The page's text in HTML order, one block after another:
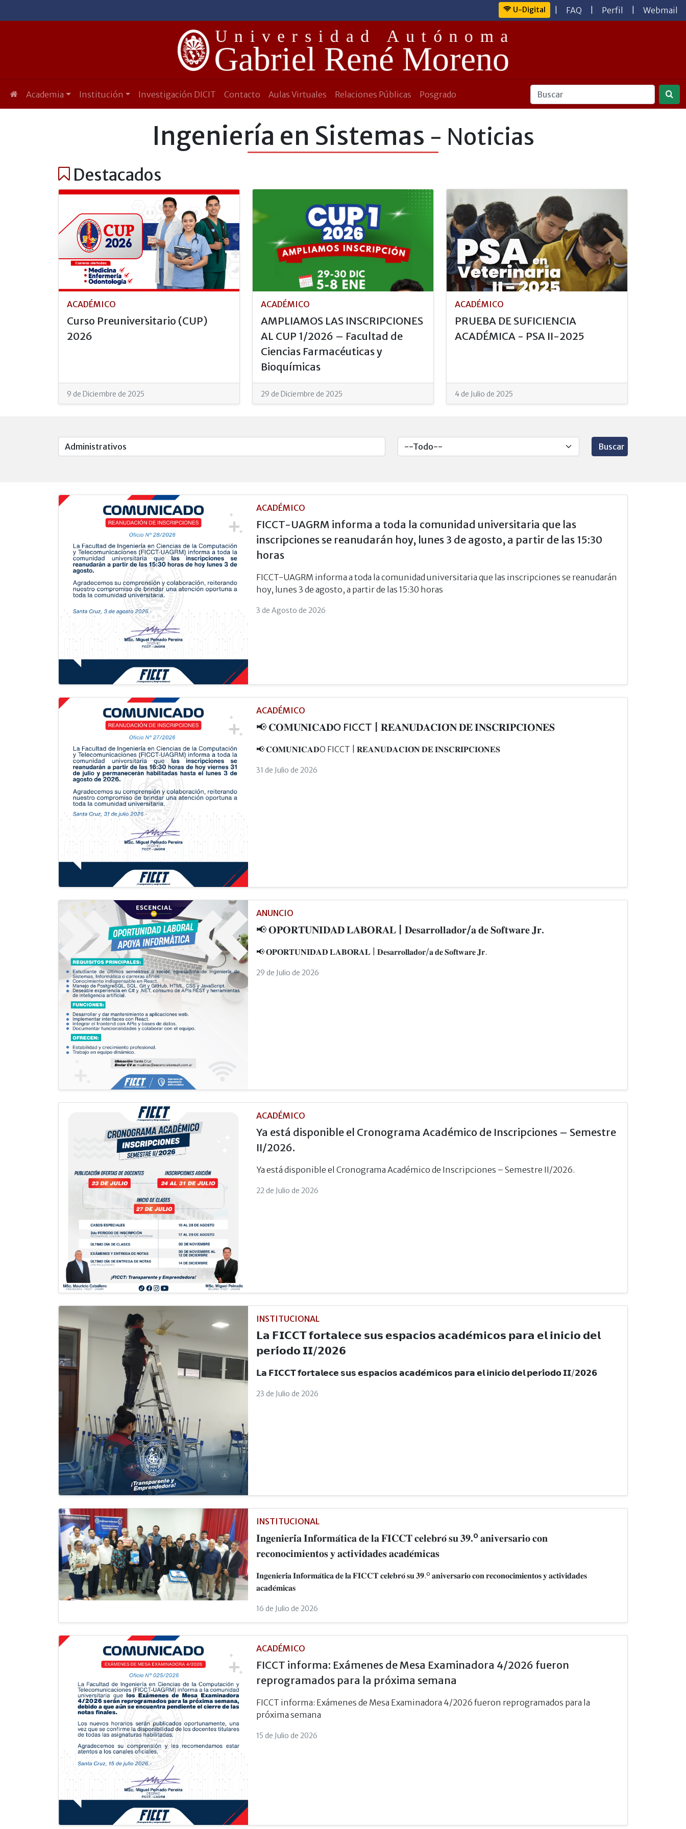
U-Digital FAQ Perfil Webmail
Academia Institución Investigación DICIT Contacto Aulas Virtuales Relaciones Públicas Posgrado
Ingeniería en Sistemas - Noticias
Destacados
ACADÉMICO
Curso Preuniversitario (CUP)
2026
9 de Diciembre de 2025
ACADÉMICO
AMPLIAMOS LAS INSCRIPCIONES
AL CUP 1/2026 – Facultad de
Ciencias Farmacéuticas y
Bioquímicas
29 de Diciembre de 2025
ACADÉMICO
PRUEBA DE SUFICIENCIA
ACADÉMICA - PSA II-2025
4 de Julio de 2025
Buscar
ACADÉMICO
FICCT-UAGRM informa a toda la comunidad universitaria que las
inscripciones se reanudarán hoy, lunes 3 de agosto, a partir de las 15:30
horas
FICCT-UAGRM informa a toda la comunidad universitaria que las inscripciones se reanudarán
hoy, lunes 3 de agosto, a partir de las 15:30 horas
3 de Agosto de 2026
ACADÉMICO
📢 𝐂𝐎𝐌𝐔𝐍𝐈𝐂𝐀𝐃O FICCT | 𝐑𝐄𝐀𝐍𝐔𝐃𝐀𝐂𝐈𝐎́𝐍 𝐃𝐄 𝐈𝐍𝐒𝐂𝐑𝐈𝐏𝐂𝐈𝐎𝐍𝐄𝐒
📢 𝐂𝐎𝐌𝐔𝐍𝐈𝐂𝐀𝐃O FICCT | 𝐑𝐄𝐀𝐍𝐔𝐃𝐀𝐂𝐈𝐎́𝐍 𝐃𝐄 𝐈𝐍𝐒𝐂𝐑𝐈𝐏𝐂𝐈𝐎𝐍𝐄𝐒
31 de Julio de 2026
ANUNCIO
📢 𝐎𝐏𝐎𝐑𝐓𝐔𝐍𝐈𝐃𝐀𝐃 𝐋𝐀𝐁𝐎𝐑𝐀𝐋 | 𝐃𝐞𝐬𝐚𝐫𝐫𝐨𝐥𝐥𝐚𝐝𝐨𝐫/𝐚 𝐝𝐞 𝐒𝐨𝐟𝐭𝐰𝐚𝐫𝐞 𝐉𝐫.
📢 𝐎𝐏𝐎𝐑𝐓𝐔𝐍𝐈𝐃𝐀𝐃 𝐋𝐀𝐁𝐎𝐑𝐀𝐋 | 𝐃𝐞𝐬𝐚𝐫𝐫𝐨𝐥𝐥𝐚𝐝𝐨𝐫/𝐚 𝐝𝐞 𝐒𝐨𝐟𝐭𝐰𝐚𝐫𝐞 𝐉𝐫.
29 de Julio de 2026
ACADÉMICO
Ya está disponible el Cronograma Académico de Inscripciones – Semestre
II/2026.
Ya está disponible el Cronograma Académico de Inscripciones – Semestre II/2026.
22 de Julio de 2026
INSTITUCIONAL
𝗟𝗮 𝗙𝗜𝗖𝗖𝗧 𝗳𝗼𝗿𝘁𝗮𝗹𝗲𝗰𝗲 𝘀𝘂𝘀 𝗲𝘀𝗽𝗮𝗰𝗶𝗼𝘀 𝗮𝗰𝗮𝗱𝗲́𝗺𝗶𝗰𝗼𝘀 𝗽𝗮𝗿𝗮 𝗲𝗹 𝗶𝗻𝗶𝗰𝗶𝗼 𝗱𝗲𝗹
𝗽𝗲𝗿𝗶́𝗼𝗱𝗼 𝗜𝗜/𝟮𝟬𝟮𝟲
𝗟𝗮 𝗙𝗜𝗖𝗖𝗧 𝗳𝗼𝗿𝘁𝗮𝗹𝗲𝗰𝗲 𝘀𝘂𝘀 𝗲𝘀𝗽𝗮𝗰𝗶𝗼𝘀 𝗮𝗰𝗮𝗱𝗲́𝗺𝗶𝗰𝗼𝘀 𝗽𝗮𝗿𝗮 𝗲𝗹 𝗶𝗻𝗶𝗰𝗶𝗼 𝗱𝗲𝗹 𝗽𝗲𝗿𝗶́𝗼𝗱𝗼 𝗜𝗜/𝟮𝟬𝟮𝟲
23 de Julio de 2026
INSTITUCIONAL
𝐈𝐧𝐠𝐞𝐧𝐢𝐞𝐫𝐢́𝐚 𝐈𝐧𝐟𝐨𝐫𝐦𝐚́𝐭𝐢𝐜𝐚 𝐝𝐞 𝐥𝐚 𝐅𝐈𝐂𝐂𝐓 𝐜𝐞𝐥𝐞𝐛𝐫𝐨́ 𝐬𝐮 𝟑𝟗.º 𝐚𝐧𝐢𝐯𝐞𝐫𝐬𝐚𝐫𝐢𝐨 𝐜𝐨𝐧
𝐫𝐞𝐜𝐨𝐧𝐨𝐜𝐢𝐦𝐢𝐞𝐧𝐭𝐨𝐬 𝐲 𝐚𝐜𝐭𝐢𝐯𝐢𝐝𝐚𝐝𝐞𝐬 𝐚𝐜𝐚𝐝𝐞́𝐦𝐢𝐜𝐚𝐬
𝐈𝐧𝐠𝐞𝐧𝐢𝐞𝐫𝐢́𝐚 𝐈𝐧𝐟𝐨𝐫𝐦𝐚́𝐭𝐢𝐜𝐚 𝐝𝐞 𝐥𝐚 𝐅𝐈𝐂𝐂𝐓 𝐜𝐞𝐥𝐞𝐛𝐫𝐨́ 𝐬𝐮 𝟑𝟗.º 𝐚𝐧𝐢𝐯𝐞𝐫𝐬𝐚𝐫𝐢𝐨 𝐜𝐨𝐧 𝐫𝐞𝐜𝐨𝐧𝐨𝐜𝐢𝐦𝐢𝐞𝐧𝐭𝐨𝐬 𝐲 𝐚𝐜𝐭𝐢𝐯𝐢𝐝𝐚𝐝𝐞𝐬
𝐚𝐜𝐚𝐝𝐞́𝐦𝐢𝐜𝐚𝐬
16 de Julio de 2026
ACADÉMICO
FICCT informa: Exámenes de Mesa Examinadora 4/2026 fueron
reprogramados para la próxima semana
FICCT informa: Exámenes de Mesa Examinadora 4/2026 fueron reprogramados para la
próxima semana
15 de Julio de 2026